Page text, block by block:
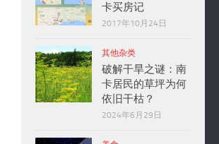
卡买房记
2017年10月24日
其他杂类
破解干旱之谜：南
卡居民的草坪为何
依旧干枯？
2024年6月29日